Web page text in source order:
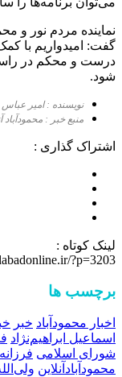
نماینده مردم نور و
گفت: امیدواریم با
درست و محکم در
شود.
نویسنده : امیر عباس
منبع خبر : محمودآباد
اشتراک گذاری :
لینک کوتاه :
?p=3203
برچسب ها
اخبار محمودآباد خبر
اسماعیل ابراهیم‌نژاد
شورای اسلامی
محمودآبادآنلاین